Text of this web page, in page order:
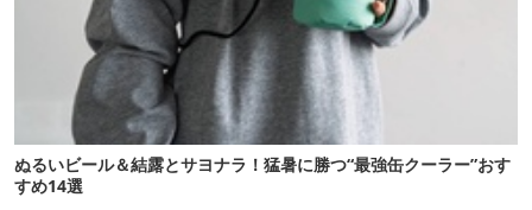
ぬるいビール＆結露とサヨナラ！猛暑に勝つ“最強缶クーラー”おす
すめ14選